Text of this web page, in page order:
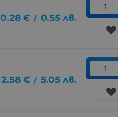
0.28 € / 0.55 лв.
2.58 € / 5.05 лв.